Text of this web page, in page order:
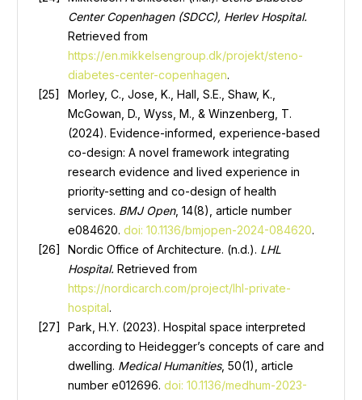
Center Copenhagen (SDCC), Herlev Hospital.
Retrieved from
https://en.mikkelsengroup.dk/projekt/steno-
diabetes-center-copenhagen.
Morley, C., Jose, K., Hall, S.E., Shaw, K.,
McGowan, D., Wyss, M., & Winzenberg, T.
(2024). Evidence-informed, experience-based
co-design: A novel framework integrating
research evidence and lived experience in
priority-setting and co-design of health
services. BMJ Open, 14(8), article number
e084620. doi: 10.1136/bmjopen-2024-084620.
Nordic Office of Architecture. (n.d.). LHL
Hospital. Retrieved from
https://nordicarch.com/project/lhl-private-
hospital.
Park, H.Y. (2023). Hospital space interpreted
according to Heidegger’s concepts of care and
dwelling. Medical Humanities, 50(1), article
number e012696. doi: 10.1136/medhum-2023-